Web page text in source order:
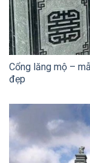
Cổng lăng mộ –
đẹp